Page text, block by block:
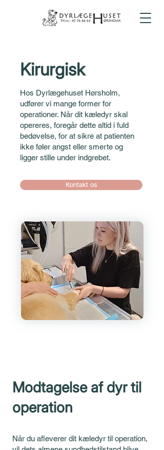
Kirurgisk
Hos Dyrlægehuset Hørsholm,
udfører vi mange former for
operationer. Når dit kæledyr skal
opereres, foregår dette altid i fuld
bedøvelse, for at sikre at patienten
ikke føler angst eller smerte og
ligger stille under indgrebet.
Kontakt os
Modtagelse af dyr til
operation
Når du afleverer dit kæledyr til operation,